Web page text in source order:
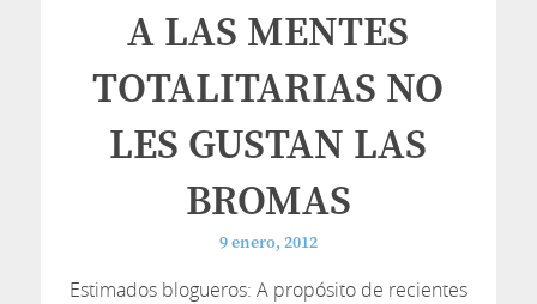
A LAS MENTES
TOTALITARIAS NO
LES GUSTAN LAS
BROMAS
9 enero, 2012
Estimados blogueros: A propósito de recientes